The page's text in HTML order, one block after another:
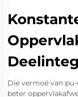
Die vermoë van
beter